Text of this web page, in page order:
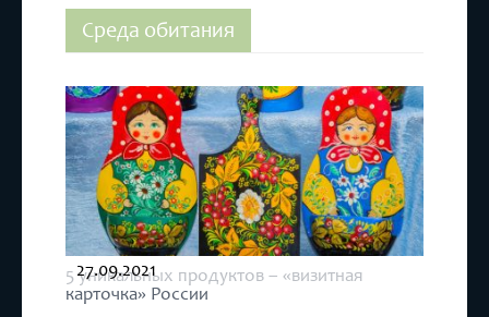
Среда обитания
5 уникальных продуктов – «визитная
карточка» России
27.09.2021